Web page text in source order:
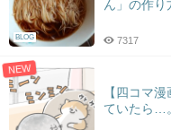
BLOG
ん」の作り
7317
NEW
【四コマ
ていたら…。